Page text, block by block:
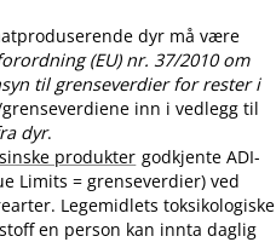
dyr må være
(EU) nr. 37/2010 om
til grenseverdier for rester i
inn i vedlegg til
dyr.
produkter godkjente ADI-
Limits = grenseverdier) ved
Legemidlets toksikologiske
en person kan innta daglig